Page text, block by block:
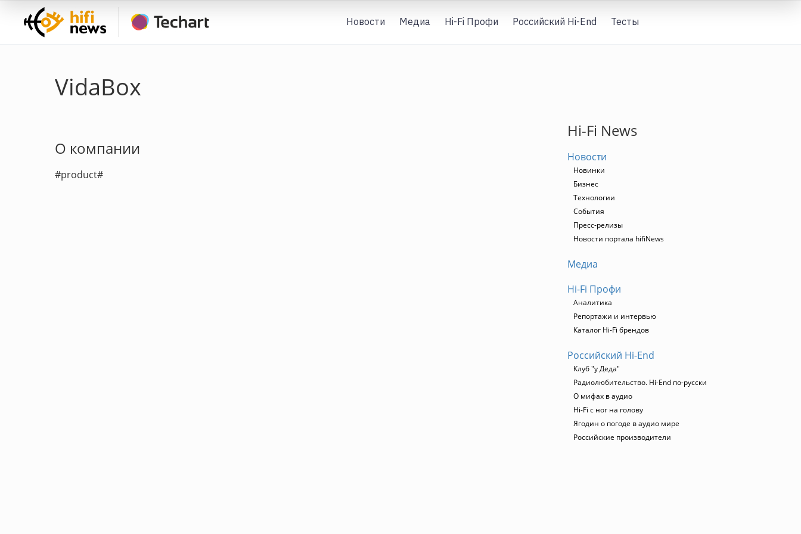
Новости Медиа Hi-Fi Профи Российский Hi-End Тесты
VidaBox
О компании
#product#
Hi-Fi News
Новости
Новинки
Бизнес
Технологии
События
Пресс-релизы
Новости портала hifiNews
Медиа
Hi-Fi Профи
Аналитика
Репортажи и интервью
Каталог Hi-Fi брендов
Российский Hi-End
Клуб "у Деда"
Радиолюбительство. Hi-End по-русски
О мифах в аудио
Hi-Fi с ног на голову
Ягодин о погоде в аудио мире
Российские производители